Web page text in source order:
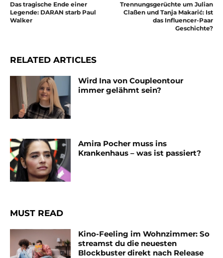
Das tragische Ende einer
Legende: DARAN starb Paul
Walker
Trennungsgerüchte um Julian
Claßen und Tanja Makarić: Ist
das Influencer-Paar
Geschichte?
RELATED ARTICLES
Wird Ina von Coupleontour
immer gelähmt sein?
Amira Pocher muss ins
Krankenhaus – was ist passiert?
MUST READ
Kino-Feeling im Wohnzimmer: So
streamst du die neuesten
Blockbuster direkt nach Release